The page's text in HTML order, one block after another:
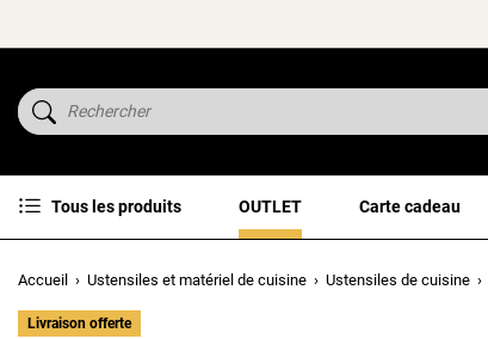
Tous les produits OUTLET Carte cadeau
Accueil Ustensiles et matériel de cuisine Ustensiles de cuisine
Livraison offerte